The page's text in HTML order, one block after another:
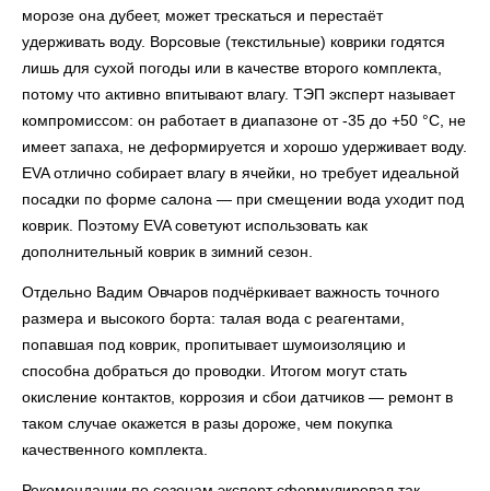
морозе она дубеет, может трескаться и перестаёт
удерживать воду. Ворсовые (текстильные) коврики годятся
лишь для сухой погоды или в качестве второго комплекта,
потому что активно впитывают влагу. ТЭП эксперт называет
компромиссом: он работает в диапазоне от -35 до +50 °C, не
имеет запаха, не деформируется и хорошо удерживает воду.
EVA отлично собирает влагу в ячейки, но требует идеальной
посадки по форме салона — при смещении вода уходит под
коврик. Поэтому EVA советуют использовать как
дополнительный коврик в зимний сезон.
Отдельно Вадим Овчаров подчёркивает важность точного
размера и высокого борта: талая вода с реагентами,
попавшая под коврик, пропитывает шумоизоляцию и
способна добраться до проводки. Итогом могут стать
окисление контактов, коррозия и сбои датчиков — ремонт в
таком случае окажется в разы дороже, чем покупка
качественного комплекта.